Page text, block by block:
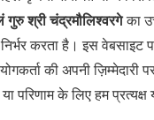
गुरु श्री चंद्रमौलिश्वरगेका
करता है। इस वेबसाइट
की अपनी ज़िम्मेदारी
परिणाम के लिए हम प्रत्यक्ष